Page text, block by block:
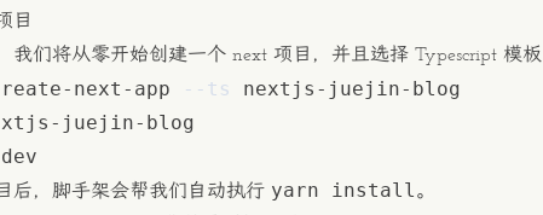
目
我们将从零开始创建一个 next 项目，并且选择 Typescript 模板
next-app --ts
后，脚手架会帮我们自动执行 yarn install。